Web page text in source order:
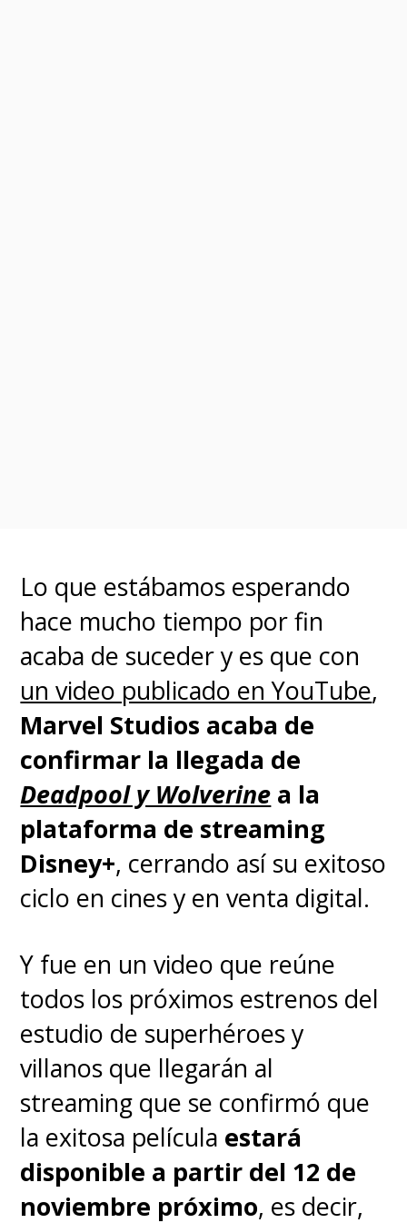
nada más que por mí mismo.
Puede que estén haciendo
algo, pero yo no he recibido
ninguna llamada".
Andrew Garfield is ready
to talk about those
rumors about his return
as Spider-Man. You might
be surprised to see what
he has to say. Watch the
full interview on the
brand new
#happysadconfused
patreon!
https://t.co/e84Wokl1SQ
pic.twitter.com/Civpe3Am5p
— Josh Horowitz (@joshuahorowitz)May 4, 2021
Lo que estábamos esperando
hace mucho tiempo por fin
acaba de suceder y es que con
un video publicado en YouTube,
Marvel Studios acaba de
confirmar la llegada de
Deadpool y Wolverine a la
plataforma de streaming
Disney+, cerrando así su exitoso
ciclo en cines y en venta digital.
Y fue en un video que reúne
todos los próximos estrenos del
estudio de superhéroes y
villanos que llegarán al
streaming que se confirmó que
la exitosa película estará
disponible a partir del 12 de
noviembre próximo, es decir,